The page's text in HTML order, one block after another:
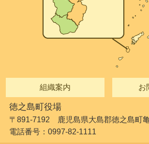
組織案内 お
徳之島町役場
〒891-7192 鹿児島県大島郡徳之島町
電話番号：0997-82-1111